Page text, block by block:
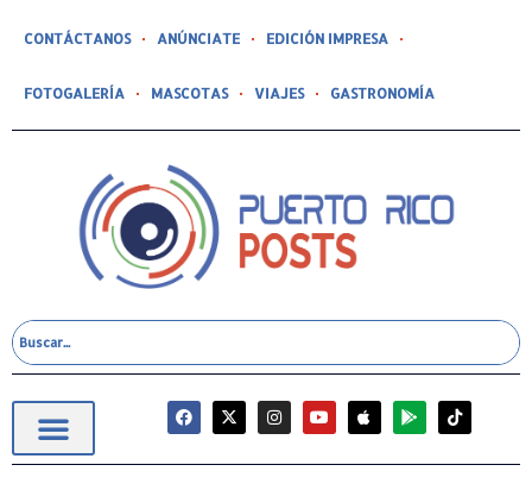
CONTÁCTANOS ANÚNCIATE EDICIÓN IMPRESA
FOTOGALERÍA MASCOTAS VIAJES GASTRONOMÍA